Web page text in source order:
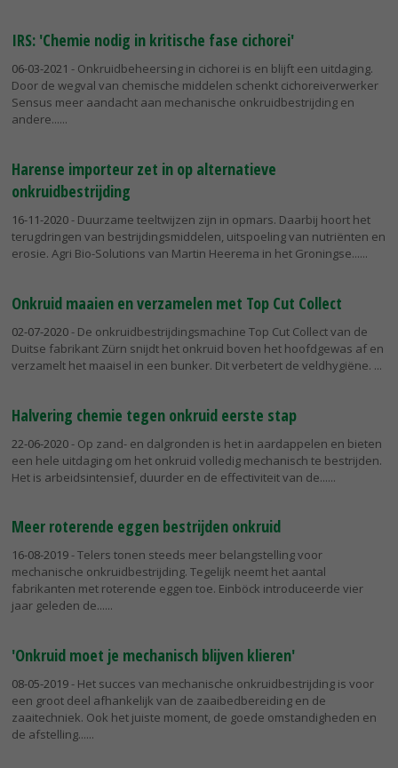
IRS: 'Chemie nodig in kritische fase cichorei'
06-03-2021 - Onkruidbeheersing in cichorei is en blijft een uitdaging.
Door de wegval van chemische middelen schenkt cichoreiverwerker
Sensus meer aandacht aan mechanische onkruidbestrijding en
andere...
Harense importeur zet in op alternatieve
onkruidbestrijding
16-11-2020- Duurzame teeltwijzen zijn in opmars. Daarbij hoort het
terugdringen van bestrijdingsmiddelen, uitspoeling van nutriënten en
erosie. Agri Bio-Solutions van Martin Heerema in het Groningse...
Onkruid maaien en verzamelen met Top Cut Collect
02-07-2020- De onkruidbestrijdingsmachine Top Cut Collect van de
Duitse fabrikant Zürn snijdt het onkruid boven het hoofdgewas af en
verzamelt het maaisel in een bunker. Dit verbetert de veldhygiëne.
Halvering chemie tegen onkruid eerste stap
22-06-2020- Op zand- en dalgronden is het in aardappelen en bieten
een hele uitdaging om het onkruid volledig mechanisch te bestrijden.
Het is arbeidsintensief, duurder en de effectiviteit van de...
Meer roterende eggen bestrijden onkruid
16-08-2019- Telers tonen steeds meer belangstelling voor
mechanische onkruidbestrijding. Tegelijk neemt het aantal
fabrikanten met roterende eggen toe. Einböck introduceerde vier
jaar geleden de...
'Onkruid moet je mechanisch blijven klieren'
08-05-2019- Het succes van mechanische onkruidbestrijding is voor
een groot deel afhankelijk van de zaaibedbereiding en de
zaaitechniek. Ook het juiste moment, de goede omstandigheden en
de afstelling...